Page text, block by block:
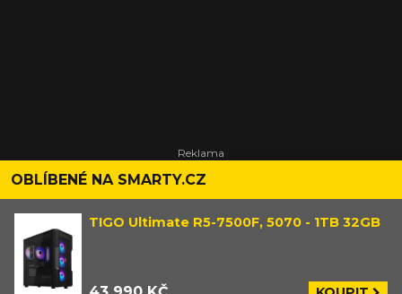
OBLÍBENÉ NA SMARTY.CZ
TIGO Ultimate R5-7500F, 5070 - 1TB 32GB